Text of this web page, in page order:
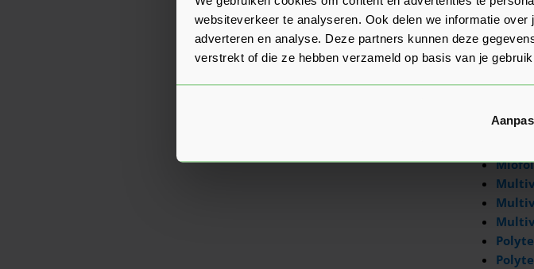
websiteverkeer te analyseren. Ook delen we informatie
adverteren en analyse. Deze partners kunnen deze
verstrekt of die ze hebben verzameld op basis van je
De
Door de
staat en
Isoleer je
beste